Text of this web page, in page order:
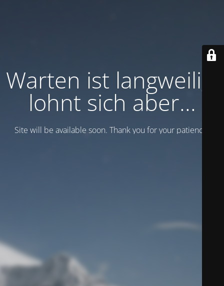
Warten ist langweilig,
lohnt sich aber...
Site will be available soon. Thank you for your patience!